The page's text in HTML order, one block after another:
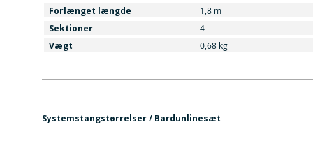
Forlænget længde 1,8 m
Sektioner 4
Vægt 0,68 kg
Systemstangstørrelser / Bardunlinesæt